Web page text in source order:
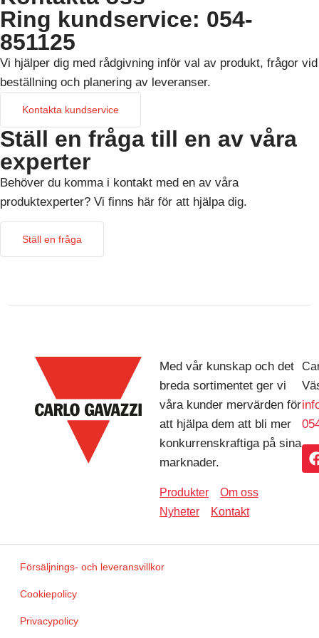
Ring kundservice: 054-
851125
Vi hjälper dig med rådgivning inför val av produkt, frågor vid
beställning och planering av leveranser.
Kontakta kundservice
Ställ en fråga till en av våra
experter
Behöver du komma i kontakt med en av våra
produktexperter? Vi finns här för att hjälpa dig.
Ställ en fråga
Med vår kunskap och det
breda sortimentet ger vi
våra kunder mervärden för
att hjälpa dem att bli mer
konkurrenskraftiga på sina
marknader.
Produkter
Om oss
Nyheter
Kontakt
Försäljnings- och leveransvillkor
Cookiepolicy
Privacypolicy